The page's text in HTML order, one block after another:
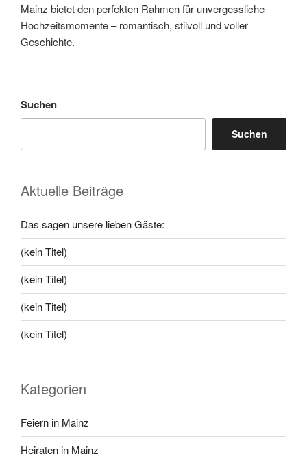
Mainz bietet den perfekten Rahmen für unvergessliche
Hochzeitsmomente – romantisch, stilvoll und voller
Geschichte.
Suchen
Suchen
Aktuelle Beiträge
Das sagen unsere lieben Gäste:
(kein Titel)
(kein Titel)
(kein Titel)
(kein Titel)
Kategorien
Feiern in Mainz
Heiraten in Mainz